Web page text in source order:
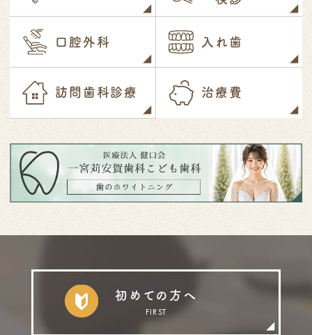
口腔外科 入れ歯
訪問歯科診療 治療費
初めての方へ
FIRST